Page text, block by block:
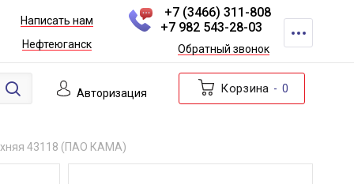
Написать нам
Нефтеюганск
+7 (3466) 311-808
+7 982 543-28-03
Обратный звонок
Авторизация Корзина 0
43118 (ПАО КАМА)